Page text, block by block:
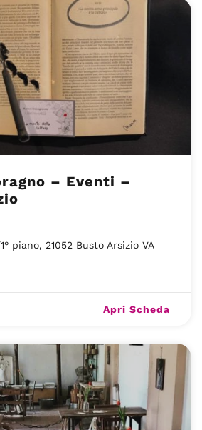
– Eventi –
piano, 21052 Busto Arsizio VA
Apri Scheda